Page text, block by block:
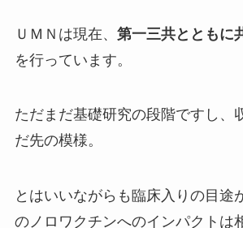
ＵＭＮは現在、 第一三共とともに
を行っています。
ただまだ基礎研究の段階ですし、
だ先の模様。
とはいいながらも臨床入りの目途
のノロワクチンへのインパクトは